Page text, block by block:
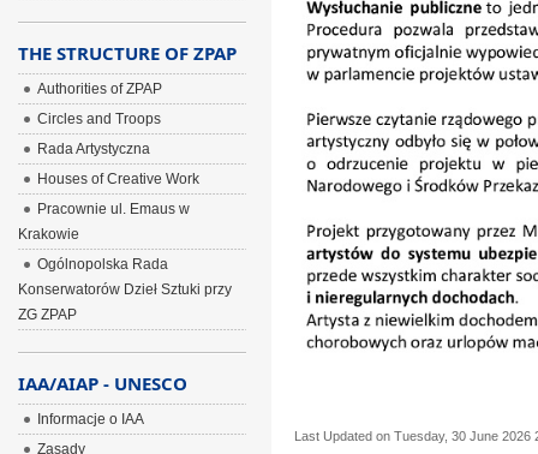
Last Updated on Tuesday, 30 June 2026
THE STRUCTURE OF ZPAP
Authorities of ZPAP
Circles and Troops
Rada Artystyczna
Houses of Creative Work
Pracownie ul. Emaus w
Krakowie
Ogólnopolska Rada
Konserwatorów Dzieł Sztuki przy
ZG ZPAP
IAA/AIAP - UNESCO
Informacje o IAA
Zasady